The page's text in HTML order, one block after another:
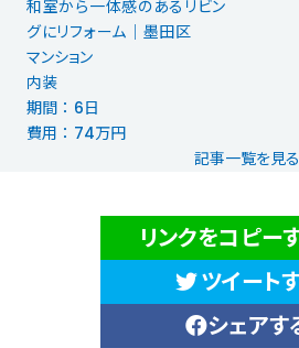
和室から一体感のあるリビン
グにリフォーム｜墨田区
マンション
内装
期間 ： 6日
費用 ： 74万円
記事一覧を見る
リンクをコピー
ツイート
シェアす